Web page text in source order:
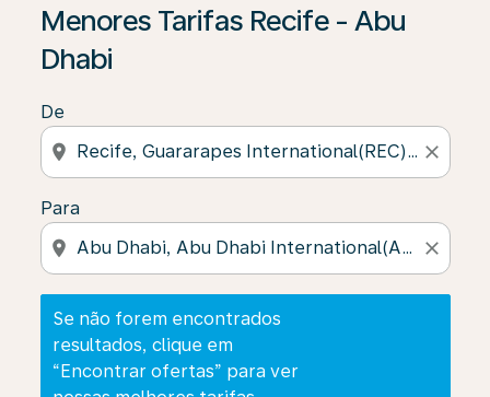
Menores Tarifas Recife - Abu
Dhabi
De
location_on close
Para
location_on close
Se não forem encontrados
resultados, clique em
“Encontrar ofertas” para ver
Se não forem encontrados resultados, clique em